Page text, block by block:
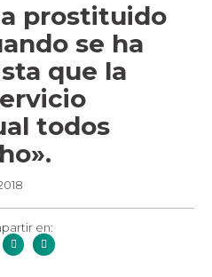
prostituido
se ha
que la
todos
en: